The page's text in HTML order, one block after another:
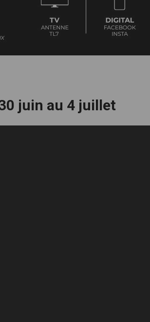
juin au 4 juillet